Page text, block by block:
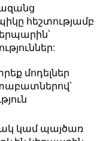
հեշտությամբ
մոդելներ
կամ պայծառ